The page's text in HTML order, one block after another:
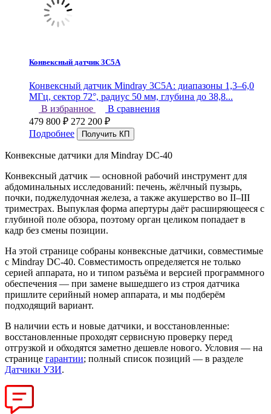
Конвексный датчик 3C5A
Конвексный датчик Mindray 3C5A: диапазоны 1,3–6,0
МГц, сектор 72°, радиус 50 мм, глубина до 38,8...
В избранное
В сравнения
479 800 ₽ 272 200 ₽
Подробнее
Конвексные датчики для Mindray DC-40
Конвексный датчик — основной рабочий инструмент для
абдоминальных исследований: печень, жёлчный пузырь,
почки, поджелудочная железа, а также акушерство во II–III
триместрах. Выпуклая форма апертуры даёт расширяющееся с
глубиной поле обзора, поэтому орган целиком попадает в
кадр без смены позиции.
На этой странице собраны конвексные датчики, совместимые
с Mindray DC-40. Совместимость определяется не только
серией аппарата, но и типом разъёма и версией программного
обеспечения — при замене вышедшего из строя датчика
пришлите серийный номер аппарата, и мы подберём
подходящий вариант.
В наличии есть и новые датчики, и восстановленные:
восстановленные проходят сервисную проверку перед
отгрузкой и обходятся заметно дешевле нового. Условия — на
странице гарантии; полный список позиций — в разделе
Датчики УЗИ.